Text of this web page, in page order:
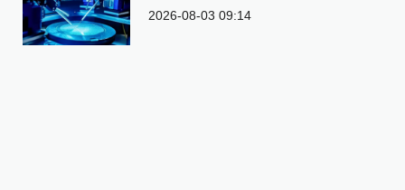
2026-08-03 09:14